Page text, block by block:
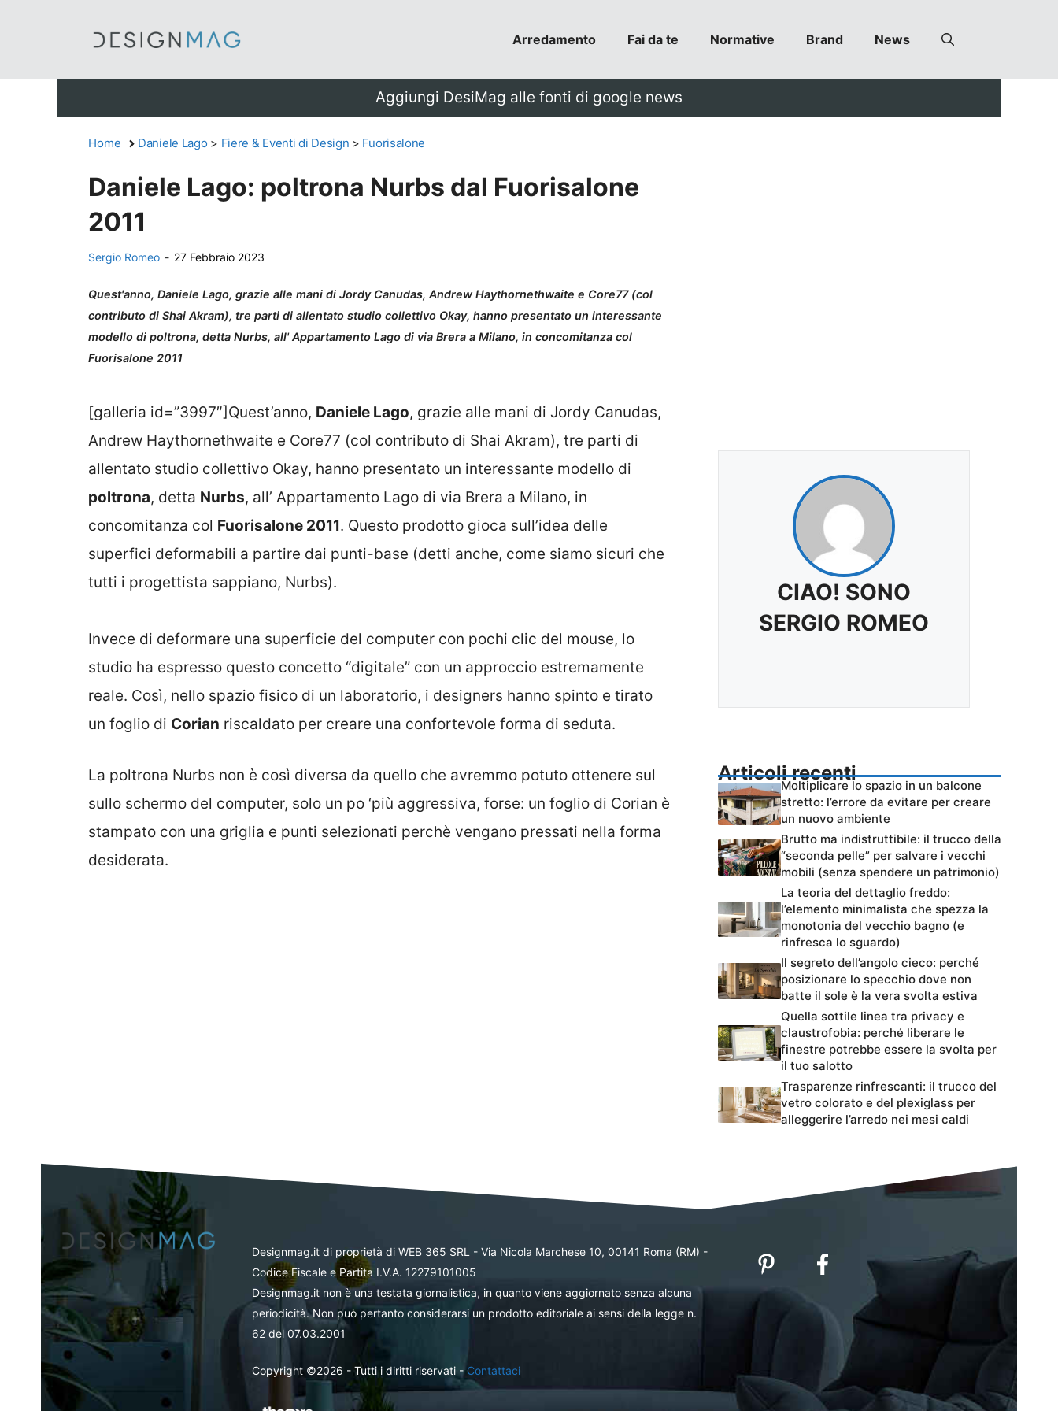
Arredamento Fai da te Normative Brand News
Aggiungi DesiMag alle fonti di google news
Home Daniele Lago > Fiere & Eventi di Design > Fuorisalone
Daniele Lago: poltrona Nurbs dal Fuorisalone
2011
Sergio Romeo - 27 Febbraio 2023
Quest'anno, Daniele Lago, grazie alle mani di Jordy Canudas, Andrew Haythornethwaite e Core77 (col
contributo di Shai Akram), tre parti di allentato studio collettivo Okay, hanno presentato un interessante
modello di poltrona, detta Nurbs, all' Appartamento Lago di via Brera a Milano, in concomitanza col
Fuorisalone 2011
[galleria id=”3997″]Quest’anno, Daniele Lago, grazie alle mani di Jordy Canudas,
Andrew Haythornethwaite e Core77 (col contributo di Shai Akram), tre parti di
allentato studio collettivo Okay, hanno presentato un interessante modello di
poltrona, detta Nurbs, all’ Appartamento Lago di via Brera a Milano, in
concomitanza col Fuorisalone 2011. Questo prodotto gioca sull’idea delle
superfici deformabili a partire dai punti-base (detti anche, come siamo sicuri che
tutti i progettista sappiano, Nurbs).
Invece di deformare una superficie del computer con pochi clic del mouse, lo
studio ha espresso questo concetto “digitale” con un approccio estremamente
reale. Così, nello spazio fisico di un laboratorio, i designers hanno spinto e tirato
un foglio di Corian riscaldato per creare una confortevole forma di seduta.
La poltrona Nurbs non è così diversa da quello che avremmo potuto ottenere sul
sullo schermo del computer, solo un po ‘più aggressiva, forse: un foglio di Corian è
stampato con una griglia e punti selezionati perchè vengano pressati nella forma
desiderata.
CIAO! SONO
SERGIO ROMEO
Articoli recenti
Moltiplicare lo spazio in un balcone
stretto: l’errore da evitare per creare
un nuovo ambiente
Brutto ma indistruttibile: il trucco della
“seconda pelle” per salvare i vecchi
mobili (senza spendere un patrimonio)
La teoria del dettaglio freddo:
l’elemento minimalista che spezza la
monotonia del vecchio bagno (e
rinfresca lo sguardo)
Il segreto dell’angolo cieco: perché
posizionare lo specchio dove non
batte il sole è la vera svolta estiva
Quella sottile linea tra privacy e
claustrofobia: perché liberare le
finestre potrebbe essere la svolta per
il tuo salotto
Trasparenze rinfrescanti: il trucco del
vetro colorato e del plexiglass per
alleggerire l’arredo nei mesi caldi
Designmag.it di proprietà di WEB 365 SRL - Via Nicola Marchese 10, 00141 Roma (RM) -
Codice Fiscale e Partita I.V.A. 12279101005
Designmag.it non è una testata giornalistica, in quanto viene aggiornato senza alcuna
periodicità. Non può pertanto considerarsi un prodotto editoriale ai sensi della legge n.
62 del 07.03.2001
Copyright ©2026 - Tutti i diritti riservati -Contattaci